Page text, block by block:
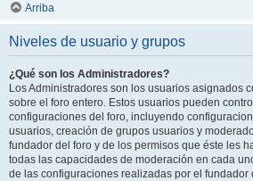
Arriba
Niveles de usuario y grupos
¿Qué son los Administradores?
Los Administradores son los usuarios asignados
sobre el foro entero. Estos usuarios pueden
configuraciones del foro, incluyendo
usuarios, creación de grupos usuarios y
fundador del foro y de los permisos que éste les
todas las capacidades de moderación en cada
de las configuraciones realizadas por el fundador